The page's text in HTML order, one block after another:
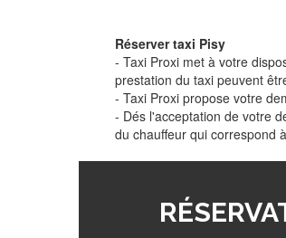
Réserver taxi Pisy
- Taxi Proxi met à votre
prestation du taxi peuvent
- Taxi Proxi propose votre
- Dés l'acceptation de votre
du chauffeur qui correspond